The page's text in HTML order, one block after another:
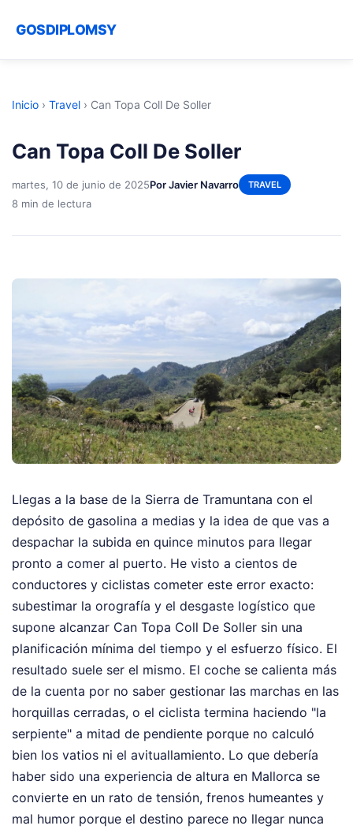
GOSDIPLOMSY
Inicio › Travel › Can Topa Coll De Soller
Can Topa Coll De Soller
martes, 10 de junio de 2025Por Javier Navarro TRAVEL
8 min de lectura
Llegas a la base de la Sierra de Tramuntana con el
depósito de gasolina a medias y la idea de que vas a
despachar la subida en quince minutos para llegar
pronto a comer al puerto. He visto a cientos de
conductores y ciclistas cometer este error exacto:
subestimar la orografía y el desgaste logístico que
supone alcanzar Can Topa Coll De Soller sin una
planificación mínima del tiempo y el esfuerzo físico. El
resultado suele ser el mismo. El coche se calienta más
de la cuenta por no saber gestionar las marchas en las
horquillas cerradas, o el ciclista termina haciendo "la
serpiente" a mitad de pendiente porque no calculó
bien los vatios ni el avituallamiento. Lo que debería
haber sido una experiencia de altura en Mallorca se
convierte en un rato de tensión, frenos humeantes y
mal humor porque el destino parece no llegar nunca